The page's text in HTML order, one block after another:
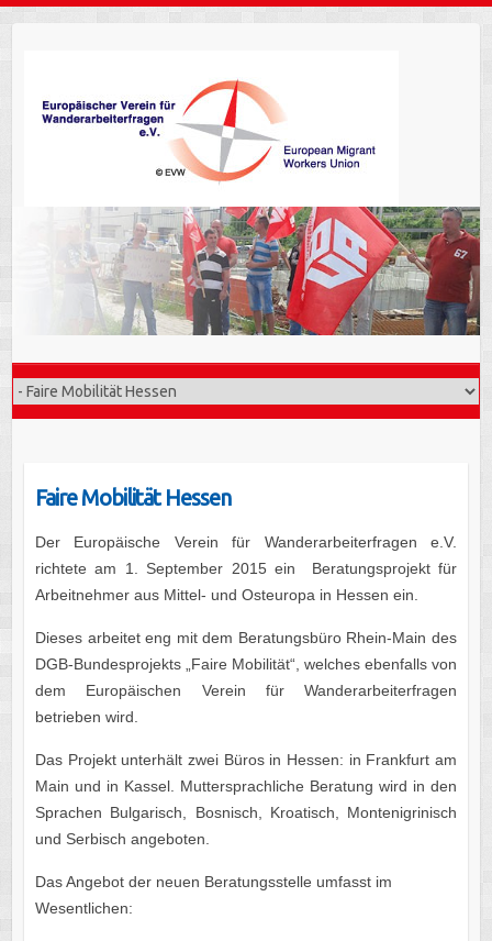
Faire Mobilität Hessen
Der Europäische Verein für Wanderarbeiterfragen e.V.
richtete am 1. September 2015 ein Beratungsprojekt für
Arbeitnehmer aus Mittel- und Osteuropa in Hessen ein.
Dieses arbeitet eng mit dem Beratungsbüro Rhein-Main des
DGB-Bundesprojekts „Faire Mobilität“, welches ebenfalls von
dem Europäischen Verein für Wanderarbeiterfragen
betrieben wird.
Das Projekt unterhält zwei Büros in Hessen: in Frankfurt am
Main und in Kassel. Muttersprachliche Beratung wird in den
Sprachen Bulgarisch, Bosnisch, Kroatisch, Montenigrinisch
und Serbisch angeboten.
Das Angebot der neuen Beratungsstelle umfasst im
Wesentlichen: